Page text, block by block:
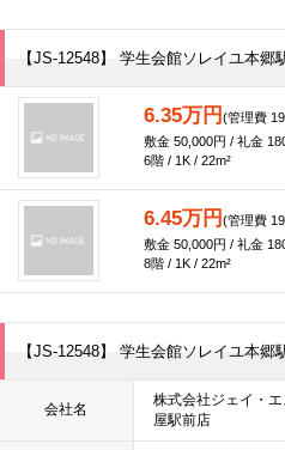
【JS-12548】 学生会館ソレイユ本
6.35万円 (管理費
敷金 50,000円 / 礼金
6階 / 1K / 22m²
6.45万円 (管理費
敷金 50,000円 / 礼金
8階 / 1K / 22m²
【JS-12548】 学生会館ソレイユ本郷
会社名
株式会社ジェイ・
屋駅前店